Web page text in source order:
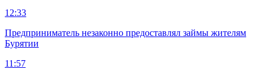
12:33
Предприниматель незаконно предоставлял займы жителям
Бурятии
11:57